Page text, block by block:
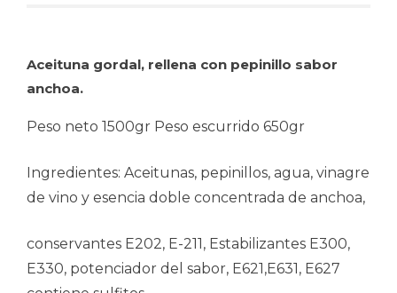
Aceituna gordal, rellena con pepinillo sabor
anchoa.
Peso neto 1500gr Peso escurrido 650gr
Ingredientes: Aceitunas, pepinillos, agua, vinagre
de vino y esencia doble concentrada de anchoa,
conservantes E202, E-211, Estabilizantes E300,
E330, potenciador del sabor, E621,E631, E627